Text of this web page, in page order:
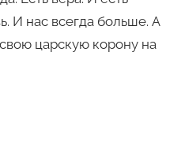
И нас всегда больше. А
царскую корону на